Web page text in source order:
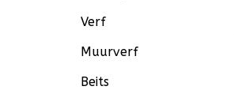
Verf
Muurverf
Beits